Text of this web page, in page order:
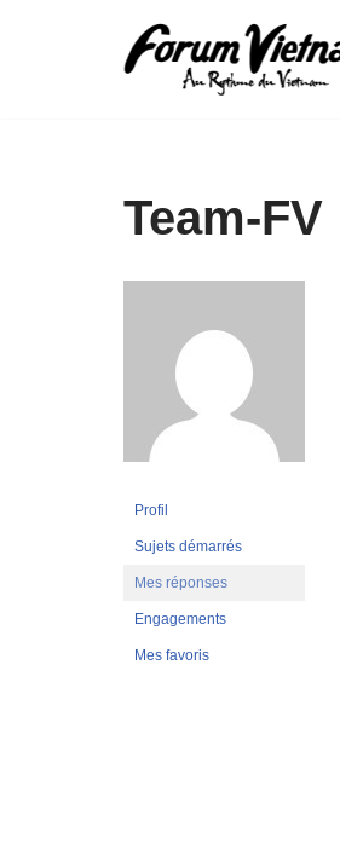
Team-FV
Profil
Sujets démarrés
Mes réponses
Engagements
Mes favoris